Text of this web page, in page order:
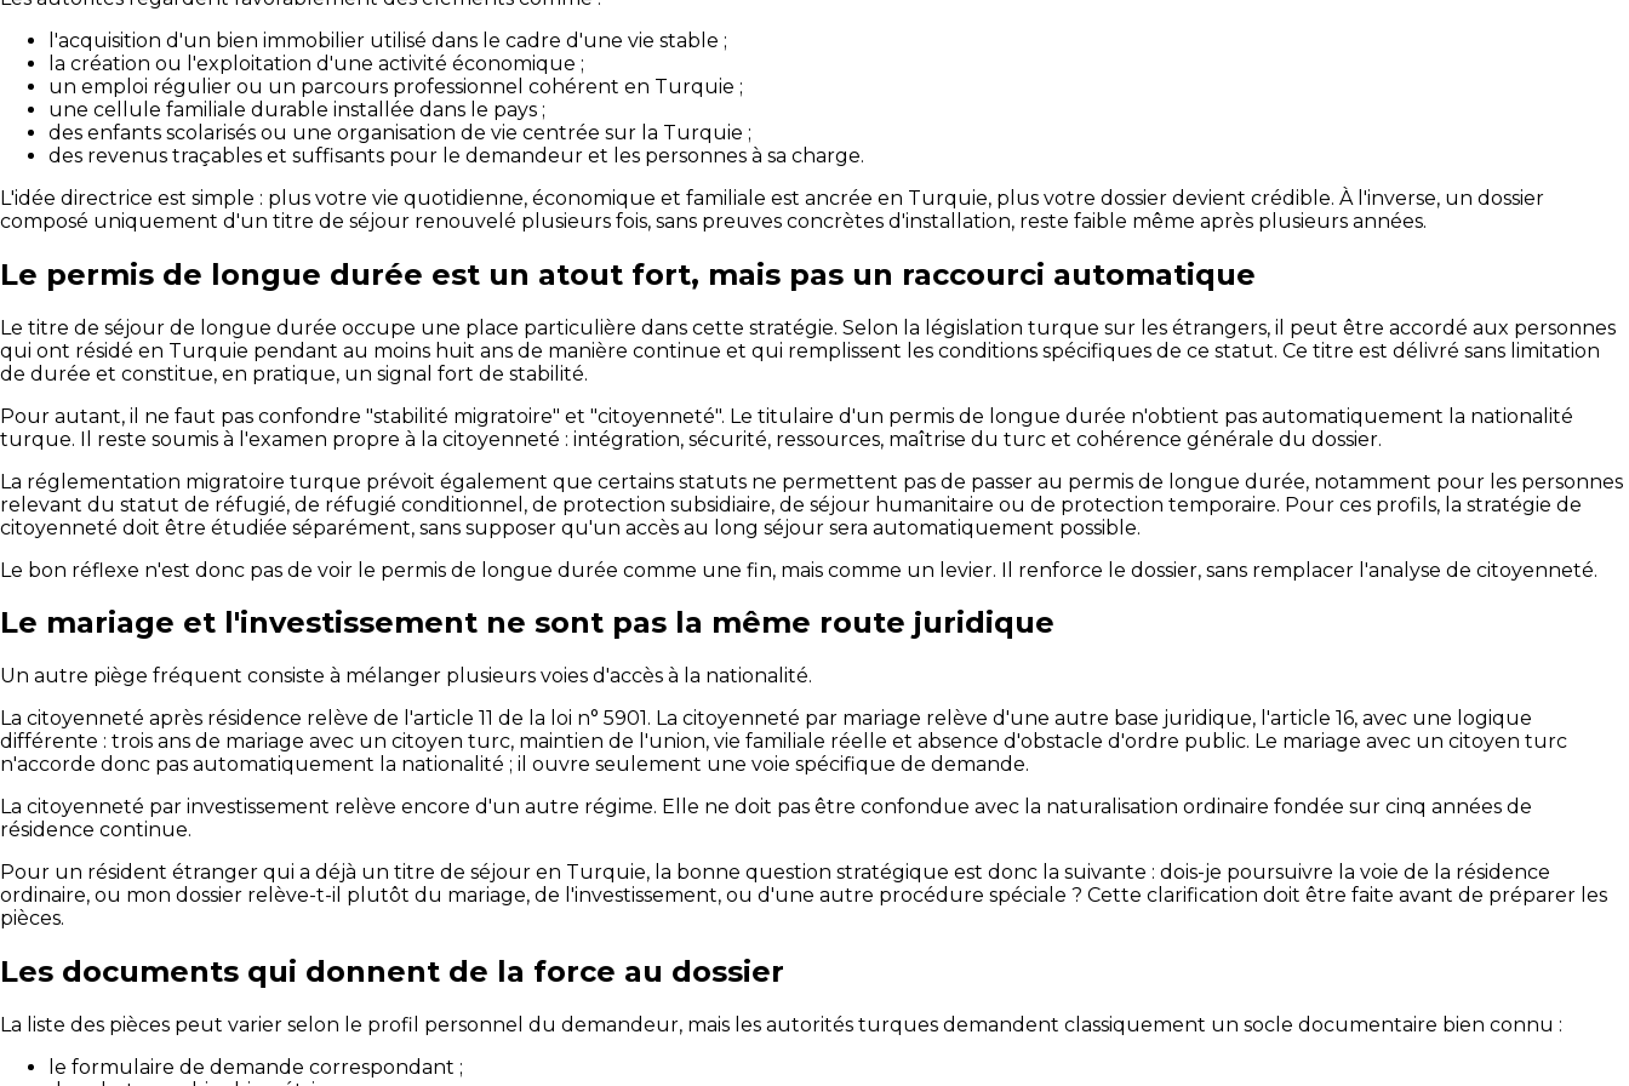
l'acquisition d'un bien immobilier utilisé dans le cadre d'une vie stable ;
la création ou l'exploitation d'une activité économique ;
un emploi régulier ou un parcours professionnel cohérent en Turquie ;
une cellule familiale durable installée dans le pays ;
des enfants scolarisés ou une organisation de vie centrée sur la Turquie ;
des revenus traçables et suffisants pour le demandeur et les personnes à sa charge.
L'idée directrice est simple : plus votre vie quotidienne, économique et familiale est ancrée en Turquie, plus votre dossier devient crédible. À l'inverse, un dossier
composé uniquement d'un titre de séjour renouvelé plusieurs fois, sans preuves concrètes d'installation, reste faible même après plusieurs années.
Le permis de longue durée est un atout fort, mais pas un raccourci automatique
Le titre de séjour de longue durée occupe une place particulière dans cette stratégie. Selon la législation turque sur les étrangers, il peut être accordé aux personnes
qui ont résidé en Turquie pendant au moins huit ans de manière continue et qui remplissent les conditions spécifiques de ce statut. Ce titre est délivré sans limitation
de durée et constitue, en pratique, un signal fort de stabilité.
Pour autant, il ne faut pas confondre "stabilité migratoire" et "citoyenneté". Le titulaire d'un permis de longue durée n'obtient pas automatiquement la nationalité
turque. Il reste soumis à l'examen propre à la citoyenneté : intégration, sécurité, ressources, maîtrise du turc et cohérence générale du dossier.
La réglementation migratoire turque prévoit également que certains statuts ne permettent pas de passer au permis de longue durée, notamment pour les personnes
relevant du statut de réfugié, de réfugié conditionnel, de protection subsidiaire, de séjour humanitaire ou de protection temporaire. Pour ces profils, la stratégie de
citoyenneté doit être étudiée séparément, sans supposer qu'un accès au long séjour sera automatiquement possible.
Le bon réflexe n'est donc pas de voir le permis de longue durée comme une fin, mais comme un levier. Il renforce le dossier, sans remplacer l'analyse de citoyenneté.
Le mariage et l'investissement ne sont pas la même route juridique
Un autre piège fréquent consiste à mélanger plusieurs voies d'accès à la nationalité.
La citoyenneté après résidence relève de l'article 11 de la loi n° 5901. La citoyenneté par mariage relève d'une autre base juridique, l'article 16, avec une logique
différente : trois ans de mariage avec un citoyen turc, maintien de l'union, vie familiale réelle et absence d'obstacle d'ordre public. Le mariage avec un citoyen turc
n'accorde donc pas automatiquement la nationalité ; il ouvre seulement une voie spécifique de demande.
La citoyenneté par investissement relève encore d'un autre régime. Elle ne doit pas être confondue avec la naturalisation ordinaire fondée sur cinq années de
résidence continue.
Pour un résident étranger qui a déjà un titre de séjour en Turquie, la bonne question stratégique est donc la suivante : dois-je poursuivre la voie de la résidence
ordinaire, ou mon dossier relève-t-il plutôt du mariage, de l'investissement, ou d'une autre procédure spéciale ? Cette clarification doit être faite avant de préparer les
pièces.
Les documents qui donnent de la force au dossier
La liste des pièces peut varier selon le profil personnel du demandeur, mais les autorités turques demandent classiquement un socle documentaire bien connu :
le formulaire de demande correspondant ;